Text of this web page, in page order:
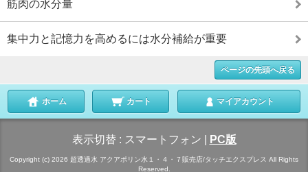
筋肉の水分量
集中力と記憶力を高めるには水分補給が重要
ページの先頭へ戻る
ホーム カート マイアカウント
表示切替 : スマートフォン PC版
Copyright (c) 2026 超透過水 アクアポリン水１・４・７販売店/タッチエクスプレス All Rights
Reserved.